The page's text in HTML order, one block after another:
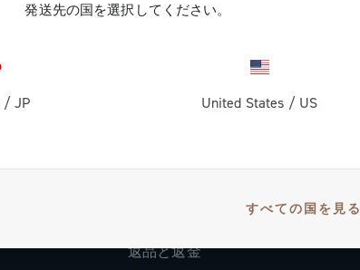
発送先の国を選択してください。
/JP United States / US
すべての国を見る
ドキュメント
返品と返金